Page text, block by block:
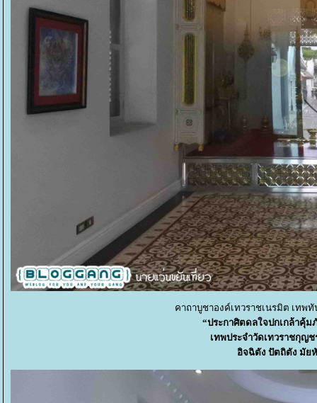
คาถาบูชาองค์เทวราชเนรมิต เทพ
“ประกาศิตดลใจปกเกล้าคุ้ม
เทพประจําวัดเทวราชกุญ
อิจฉิตัง ปัตถิตัง มัย